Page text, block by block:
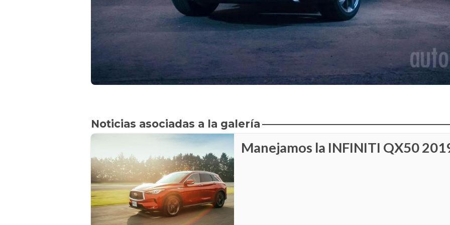
Noticias asociadas a la galería
Manejamos la INFINITI QX50